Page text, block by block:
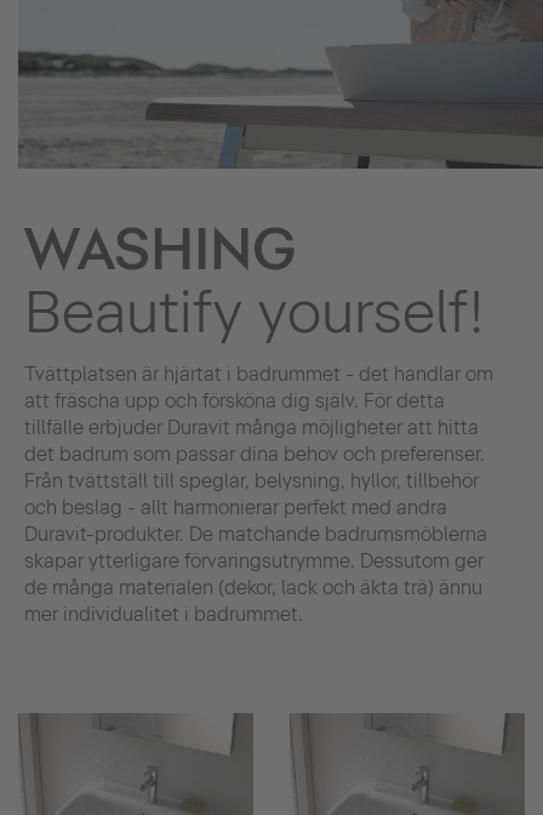
WASHING
Beautify yourself!
Tvättplatsen är hjärtat i badrummet - det handlar om
att fräscha upp och försköna dig själv. För detta
tillfälle erbjuder Duravit många möjligheter att hitta
det badrum som passar dina behov och preferenser.
Från tvättställ till speglar, belysning, hyllor, tillbehör
och beslag - allt harmonierar perfekt med andra
Duravit-produkter. De matchande badrumsmöblerna
skapar ytterligare förvaringsutrymme. Dessutom ger
de många materialen (dekor, lack och äkta trä) ännu
mer individualitet i badrummet.